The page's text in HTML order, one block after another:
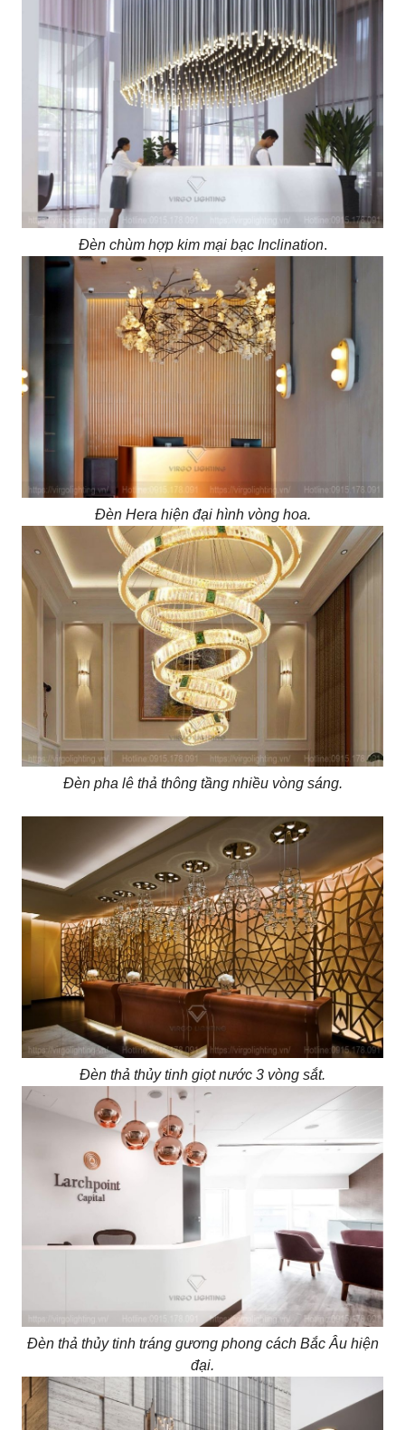
Đèn chùm hợp kim mại bạc Inclination.
Đèn Hera hiện đại hình vòng hoa.
Đèn pha lê thả thông tầng nhiều vòng sáng.
Đèn thả thủy tinh giọt nước 3 vòng sắt.
Đèn thả thủy tinh tráng gương phong cách Bắc Âu hiện
đại.